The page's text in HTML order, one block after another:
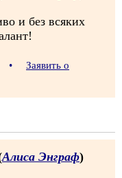
и без всяких
•
Заявить о
Алиса Энграф)